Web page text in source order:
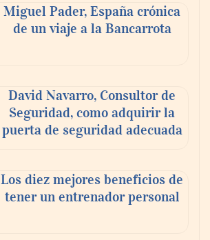
Miguel Pader, España crónica
de un viaje a la Bancarrota
David Navarro, Consultor de
Seguridad, como adquirir la
puerta de seguridad adecuada
Los diez mejores beneficios de
tener un entrenador personal